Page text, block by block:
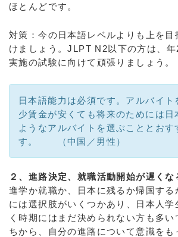
ほとんどです。
対策：今の日本語レベルよりも上を目
けましょう。JLPT N2以下の方は、年
実施の試験に向けて頑張りましょう。
日本語能力は必須です。アルバイト
少賃金が安くても将来のためには日
ようなアルバイトを選ぶこととおす
す。 （中国／男性）
２、進路決定、就職活動開始が遅くな
進学か就職か、日本に残るか帰国する
には選択肢がいくつかあり、日本人学
く時期にはまだ決められない方も多い
ちから、自分の進路について意識をも